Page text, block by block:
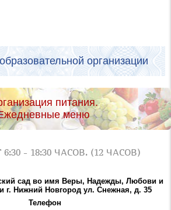
организации
питания.
меню
- 18:30 ЧАСОВ. (12 ЧАСОВ)
сад во имя Веры, Надежды, Любови и
г. Нижний Новгород ул. Снежная, д. 35
Телефон